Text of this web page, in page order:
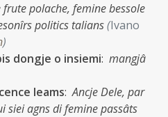
polache, femine bessole
politics talians(Ivano
)
dongje o insiemi: mangjâ
leams:Ancje Dele, par
siei agns di femine passâts